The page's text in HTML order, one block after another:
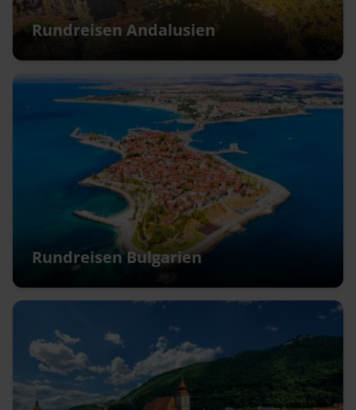
Rundreisen Andalusien
Rundreisen Bulgarien